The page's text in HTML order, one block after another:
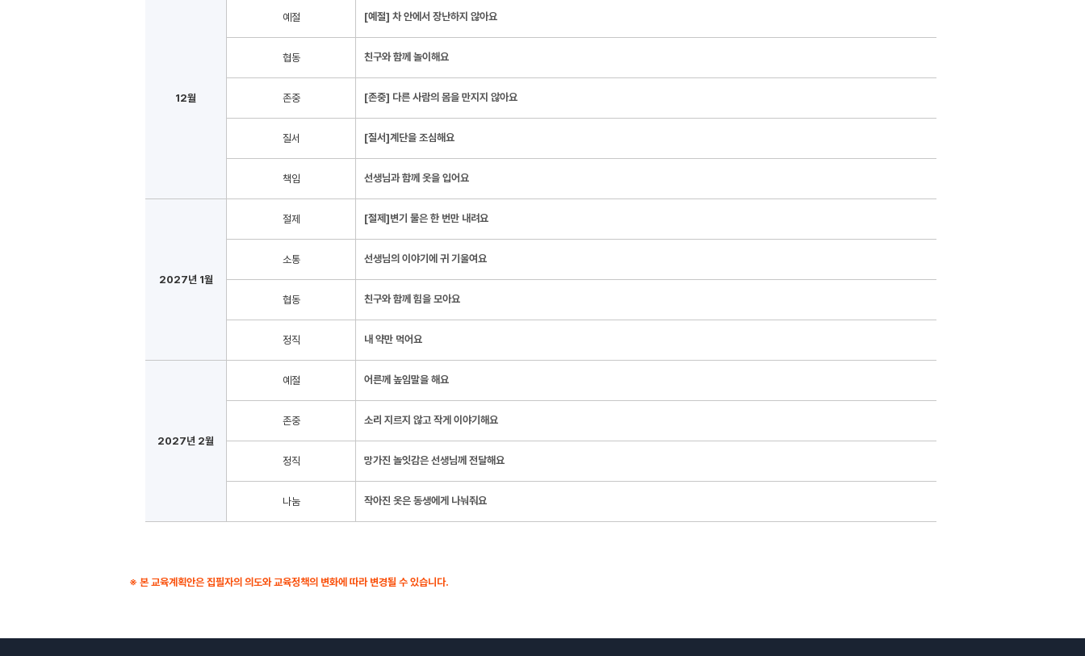
12월
예절 [예절] 차 안에서 장난하지 않아요
협동 친구와 함께 놀이해요
존중 [존중] 다른 사람의 몸을 만지지 않아요
질서 [질서]계단을 조심해요
책임 선생님과 함께 옷을 입어요
2027년 1월
절제 [절제]변기 물은 한 번만 내려요
소통 선생님의 이야기에 귀 기울여요
협동 친구와 함께 힘을 모아요
정직 내 약만 먹어요
2027년 2월
예절 어른께 높임말을 해요
존중 소리 지르지 않고 작게 이야기해요
정직 망가진 놀잇감은 선생님께 전달해요
나눔 작아진 옷은 동생에게 나눠줘요
※ 본 교육계획안은 집필자의 의도와 교육정책의 변화에 따라 변경될 수 있습니다.